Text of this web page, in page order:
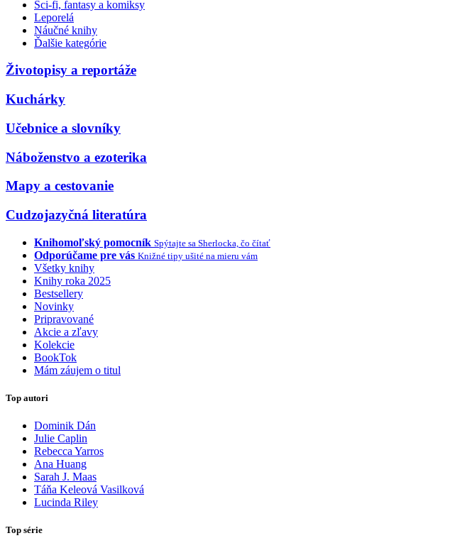
Sci-fi, fantasy a komiksy
Leporelá
Náučné knihy
Ďalšie kategórie
Životopisy a reportáže
Kuchárky
Učebnice a slovníky
Náboženstvo a ezoterika
Mapy a cestovanie
Cudzojazyčná literatúra
Knihomoľský pomocník Spýtajte sa Sherlocka, čo čítať
Odporúčame pre vás Knižné tipy ušité na mieru vám
Všetky knihy
Knihy roka 2025
Bestsellery
Novinky
Pripravované
Akcie a zľavy
Kolekcie
BookTok
Mám záujem o titul
Top autori
Dominik Dán
Julie Caplin
Rebecca Yarros
Ana Huang
Sarah J. Maas
Táňa Keleová Vasilková
Lucinda Riley
Top série